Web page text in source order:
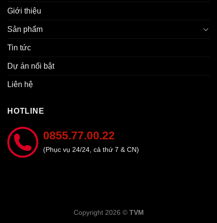
Giới thiệu
Sản phẩm
Tin tức
Dự án nổi bật
Liên hệ
HOTLINE
0855.77.00.22
(Phục vụ 24/24, cả thứ 7 & CN)
Copyright 2026 © TVM